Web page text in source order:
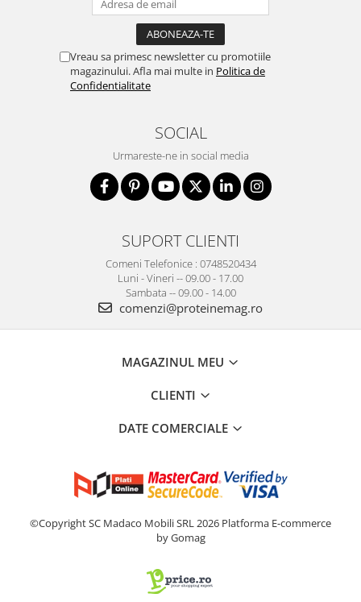
Vreau sa primesc newsletter cu promotiile
magazinului. Afla mai multe in Politica de
Confidentialitate
SOCIAL
Urmareste-ne in social media
SUPORT CLIENTI
Comeni Telefonice : 0748520434
Luni - Vineri -- 09.00 - 17.00
Sambata -- 09.00 - 14.00
comenzi@proteinemag.ro
MAGAZINUL MEU
CLIENTI
DATE COMERCIALE
©Copyright SC Madaco Mobili SRL 2026 Platforma E-commerce
by Gomag